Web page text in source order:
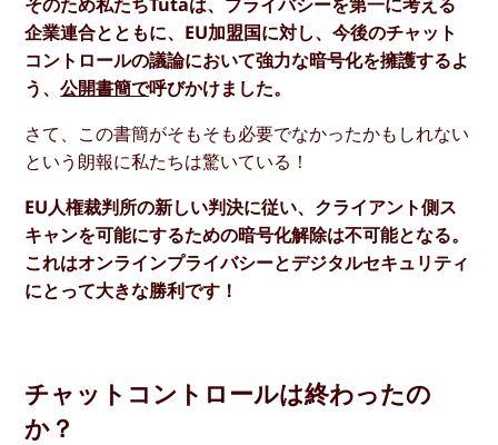
企業連合とともに、EU加盟国に対し、今後のチャット
コントロールの議論において強力な暗号化を擁護するよ
う、公開書簡で呼びかけました。
さて、この書簡がそもそも必要でなかったかもしれない
という朗報に私たちは驚いている！
EU人権裁判所の新しい判決に従い、クライアント側ス
キャンを可能にするための暗号化解除は不可能となる。
これはオンラインプライバシーとデジタルセキュリティ
にとって大きな勝利です！
チャットコントロールは終わったの
か？